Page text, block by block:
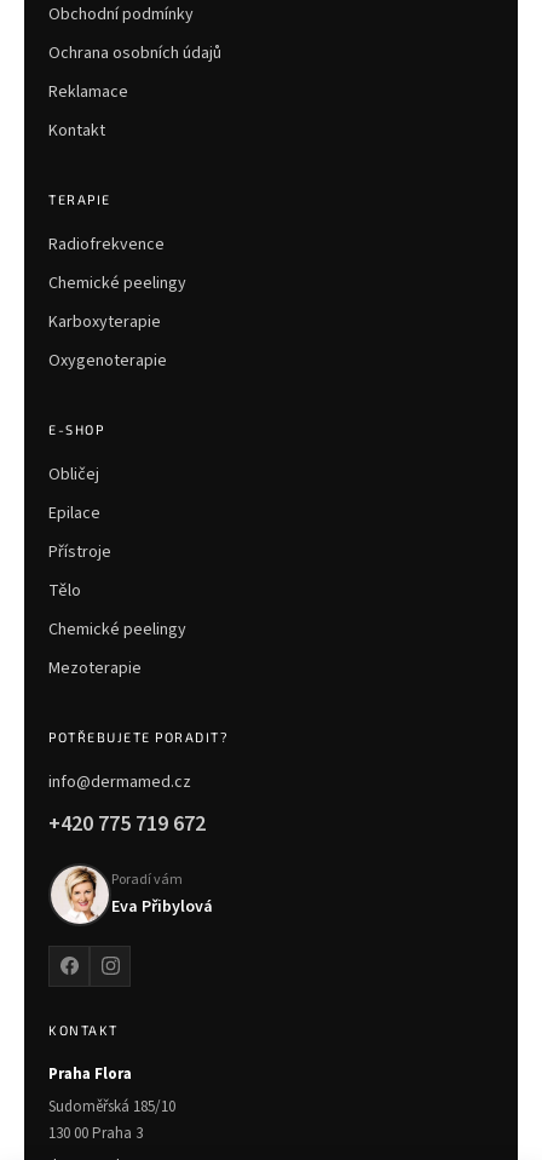
Obchodní podmínky
Ochrana osobních údajů
Reklamace
Kontakt
TERAPIE
Radiofrekvence
Chemické peelingy
Karboxyterapie
Oxygenoterapie
E-SHOP
Obličej
Epilace
Přístroje
Tělo
Chemické peelingy
Mezoterapie
POTŘEBUJETE PORADIT?
info@dermamed.cz
+420 775 719 672
Poradí vám
Eva Přibylová
KONTAKT
Praha Flora
Sudoměřská 185/10
130 00 Praha 3